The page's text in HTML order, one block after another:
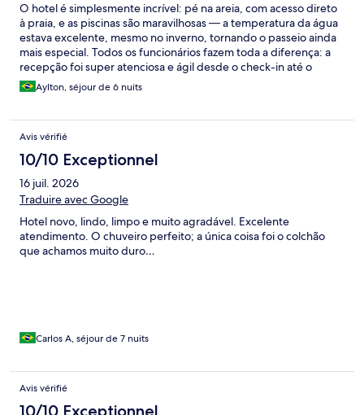
voltaria, pois a praia é um fator essencial na minha escolha de
hospedagem.
O hotel é simplesmente incrível: pé na areia, com acesso direto
à praia, e as piscinas são maravilhosas — a temperatura da água
estava excelente, mesmo no inverno, tornando o passeio ainda
mais especial. Todos os funcionários fazem toda a diferença: a
recepção foi super atenciosa e ágil desde o check-in até o
check-out; a equipe de limpeza e serviço de quartos deixou
tudo impecável e sempre muito educada; e o pessoal dos bares
animação. Super recomendo, com certeza voltarei mais vezes!
Aylton, séjour de 6 nuits
Avis vérifié
10/10 Exceptionnel
16 juil. 2026
Traduire avec Google
Hotel novo, lindo, limpo e muito agradável. Excelente
atendimento. O chuveiro perfeito; a única coisa foi o colchão
que achamos muito duro…
Carlos A, séjour de 7 nuits
Avis vérifié